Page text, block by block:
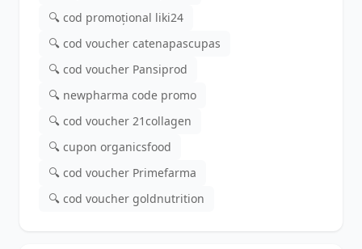
🔍 cod promoțional liki24
🔍 cod voucher catenapascupas
🔍 cod voucher Pansiprod
🔍 newpharma code promo
🔍 cod voucher 21collagen
🔍 cupon organicsfood
🔍 cod voucher Primefarma
🔍 cod voucher goldnutrition